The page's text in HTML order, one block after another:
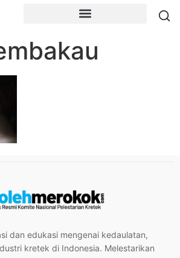
dan edukasi mengenai kedaulatan,
kretek di Indonesia. Melestarikan